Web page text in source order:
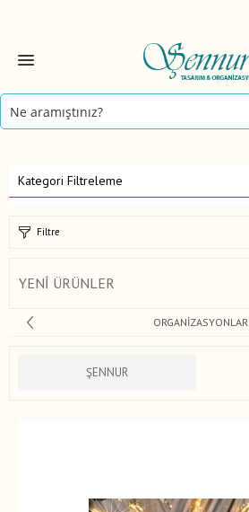
Kategori Filtreleme
Filtre
YENI ÜRÜNLER
ORGANIZASYONLAR
ŞENNUR